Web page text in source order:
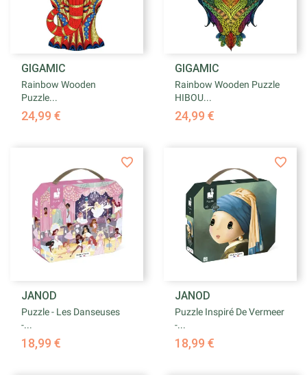
GIGAMIC
Rainbow Wooden
Puzzle...
24,99 €
GIGAMIC
Rainbow Wooden Puzzle
HIBOU...
24,99 €
JANOD
Puzzle - Les Danseuses
-...
18,99 €
JANOD
Puzzle Inspiré De Vermeer
-...
18,99 €